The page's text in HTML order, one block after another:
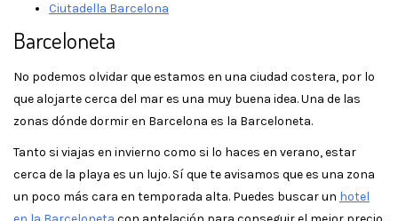
Ciutadella Barcelona
Barceloneta
No podemos olvidar que estamos en una ciudad costera, por lo
que alojarte cerca del mar es una muy buena idea. Una de las
zonas dónde dormir en Barcelona es la Barceloneta.
Tanto si viajas en invierno como si lo haces en verano, estar
cerca de la playa es un lujo. Sí que te avisamos que es una zona
un poco más cara en temporada alta. Puedes buscar un hotel